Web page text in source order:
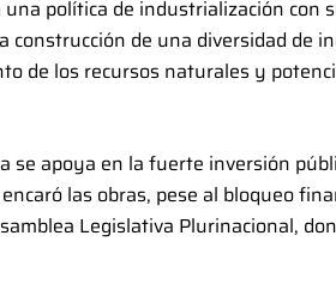
política de industrialización con
de una diversidad de
de los recursos naturales y
se apoya en la fuerte inversión
las obras, pese al bloqueo
Legislativa Plurinacional,